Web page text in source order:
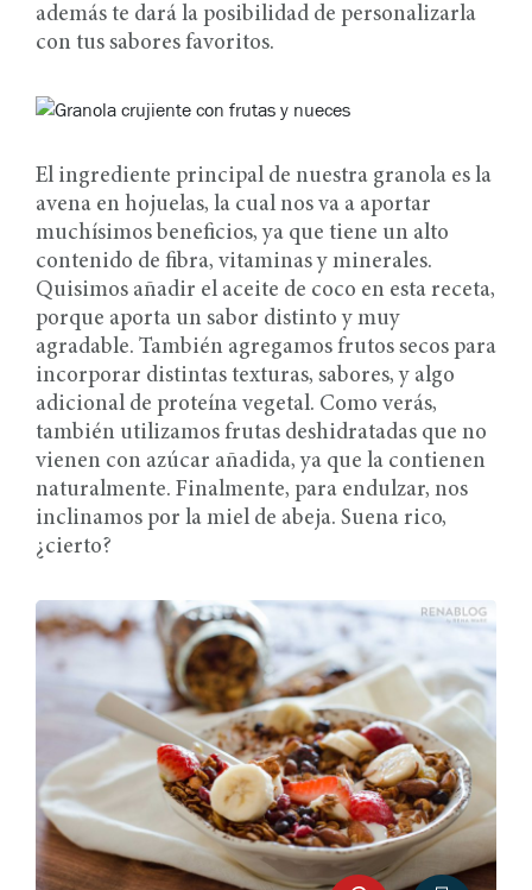
además te dará la posibilidad de personalizarla
con tus sabores favoritos.
El ingrediente principal de nuestra granola es la
avena en hojuelas, la cual nos va a aportar
muchísimos beneficios, ya que tiene un alto
contenido de fibra, vitaminas y minerales.
Quisimos añadir el aceite de coco en esta receta,
porque aporta un sabor distinto y muy
agradable. También agregamos frutos secos para
incorporar distintas texturas, sabores, y algo
adicional de proteína vegetal. Como verás,
también utilizamos frutas deshidratadas que no
vienen con azúcar añadida, ya que la contienen
naturalmente. Finalmente, para endulzar, nos
inclinamos por la miel de abeja. Suena rico,
¿cierto?